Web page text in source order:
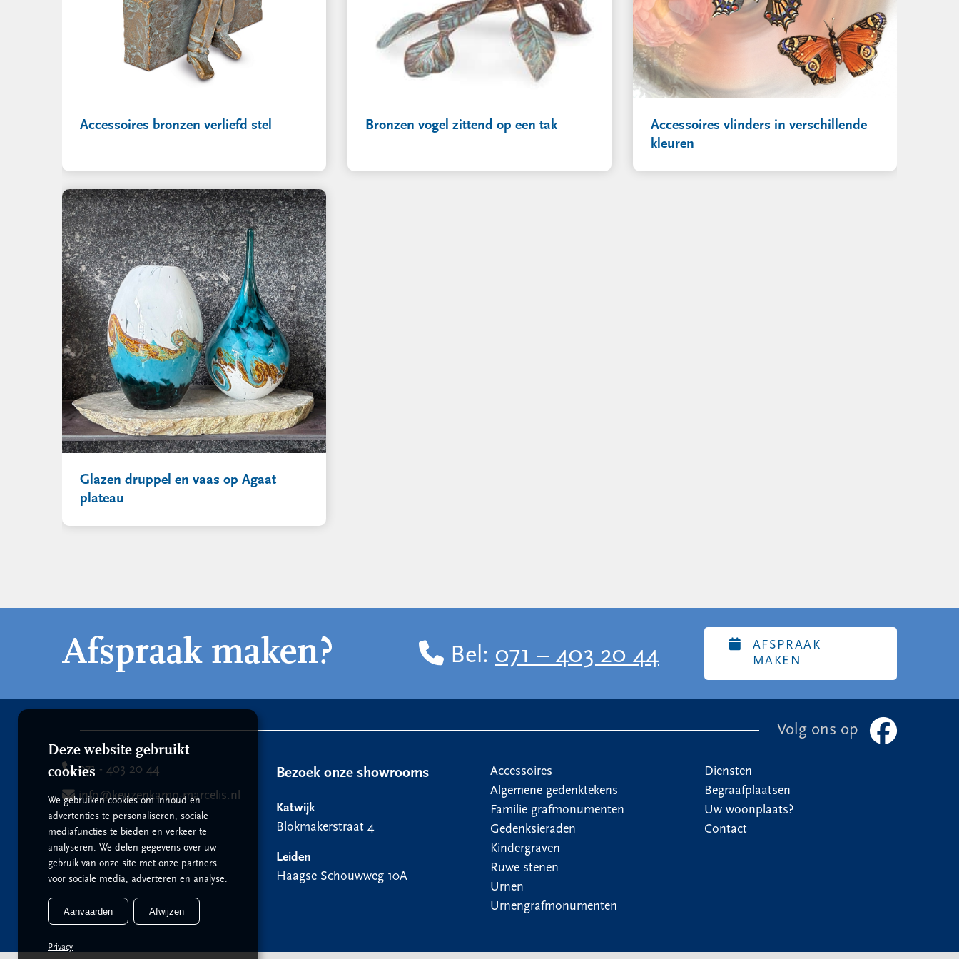
Accessoires bronzen verliefd stel Bronzen vogel zittend op een tak
Accessoires vlinders in verschillende
kleuren
Glazen druppel en vaas op Agaat
plateau
Afspraak maken? Bel: 071 – 403 20 44
AFSPRAAK
MAKEN
Volg ons op
071 - 403 20 44
info@keuzenkamp-marcelis.nl
Bezoek onze showrooms
Katwijk
Blokmakerstraat 4
Leiden
Haagse Schouwweg 10A
Accessoires
Algemene gedenktekens
Familie grafmonumenten
Gedenksieraden
Kindergraven
Ruwe stenen
Urnen
Urnengrafmonumenten
Diensten
Begraafplaatsen
Uw woonplaats?
Contact
Deze website gebruikt
cookies
We gebruiken cookies om inhoud en
advertenties te personaliseren, sociale
mediafuncties te bieden en verkeer te
analyseren. We delen gegevens over uw
gebruik van onze site met onze partners
voor sociale media, adverteren en analyse.
Aanvaarden Afwijzen
Privacy